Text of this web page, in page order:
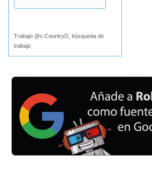
Trabajo @c:CountryD, búsqueda de
trabajo